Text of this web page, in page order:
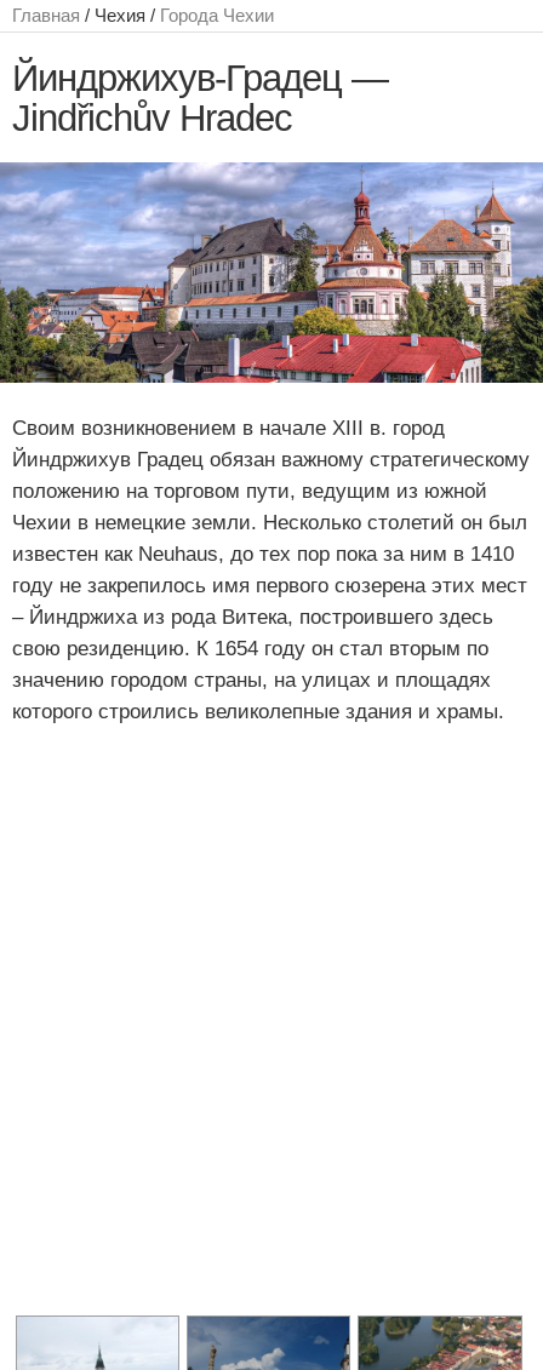
Главная / Чехия / Города Чехии
Йиндржихув-Градец —
Jindřichův Hradec
Своим возникновением в начале XIII в. город
Йиндржихув Градец обязан важному стратегическому
положению на торговом пути, ведущим из южной
Чехии в немецкие земли. Несколько столетий он был
известен как Neuhaus, до тех пор пока за ним в 1410
году не закрепилось имя первого сюзерена этих мест
‒ Йиндржиха из рода Витека, построившего здесь
свою резиденцию. К 1654 году он стал вторым по
значению городом страны, на улицах и площадях
которого строились великолепные здания и храмы.